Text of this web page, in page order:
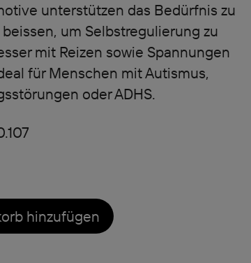
unterstützen das Bedürfnis zu
um Selbstregulierung zu
mit Reizen sowie Spannungen
für Menschen mit Autismus,
oder ADHS.
hinzufügen